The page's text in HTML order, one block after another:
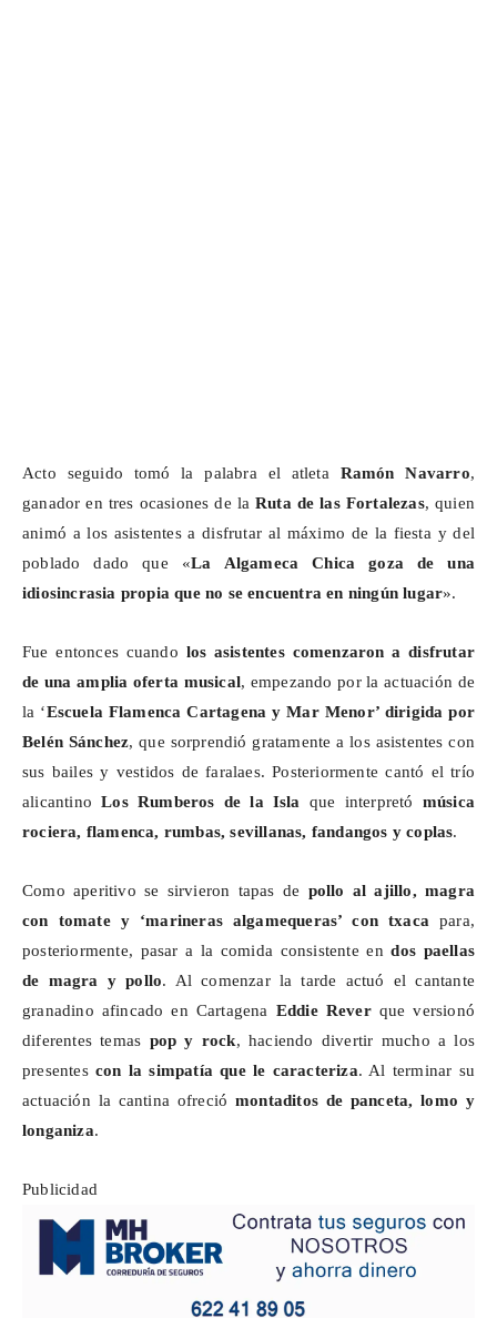
Acto seguido tomó la palabra el atleta Ramón Navarro,
ganador en tres ocasiones de laRuta de las Fortalezas, quien
animó a los asistentes a disfrutar al máximo de la fiesta y del
poblado dado que
«La Algameca Chica goza de una
idiosincrasia propia que no se encuentra en ningún lugar».
Fue entonces cuando los asistentes comenzaron a disfrutar
de una amplia oferta musical, empezando por la actuación de
la ‘Escuela Flamenca Cartagena y Mar Menor’ dirigida por
Belén Sánchez, que sorprendió gratamente a los asistentes con
sus bailes y vestidos de faralaes. Posteriormente cantó el trío
alicantinoLos Rumberos de la Isla que interpretó música
rociera, flamenca, rumbas, sevillanas, fandangos y coplas.
Como aperitivo se sirvieron tapas de pollo al ajillo, magra
con tomate y ‘marineras algamequeras’ contxaca para,
posteriormente, pasar a la comida consistente endos paellas
de magra y pollo. Al comenzar la tarde actuó el cantante
granadino afincado en Cartagena Eddie Reverque versionó
diferentes temas pop y rock, haciendo divertir mucho a los
presentes con la simpatía que le caracteriza. Al terminar su
actuación la cantina ofreció montaditos de panceta, lomo y
longaniza.
Publicidad